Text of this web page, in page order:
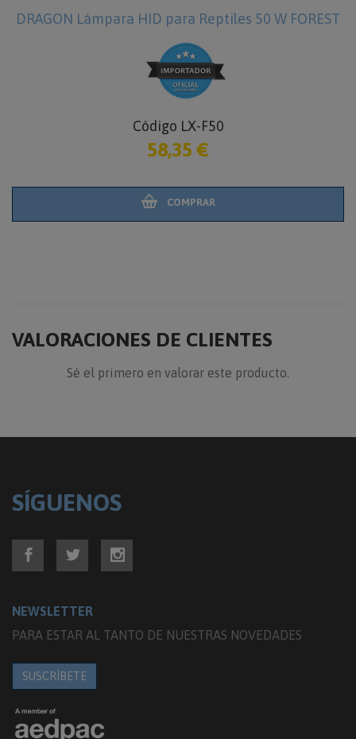
DRAGON Lámpara HID para Reptiles 50 W FOREST
Código LX-F50
58,35 €
COMPRAR
VALORACIONES DE CLIENTES
Sé el primero en valorar este producto.
SÍGUENOS
NEWSLETTER
PARA ESTAR AL TANTO DE NUESTRAS NOVEDADES
SUSCRÍBETE